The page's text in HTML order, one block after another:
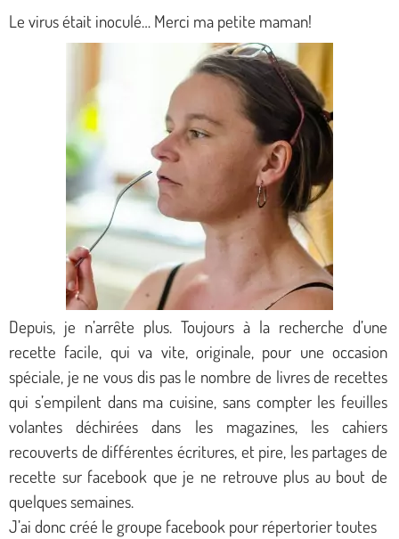
Le virus était inoculé… Merci ma petite maman!
Depuis, je n’arrête plus. Toujours à la recherche d’une
recette facile, qui va vite, originale, pour une occasion
spéciale, je ne vous dis pas le nombre de livres de recettes
qui s’empilent dans ma cuisine, sans compter les feuilles
volantes déchirées dans les magazines, les cahiers
recouverts de différentes écritures, et pire, les partages de
recette sur facebook que je ne retrouve plus au bout de
quelques semaines.
J’ai donc créé le groupe facebook pour répertorier toutes